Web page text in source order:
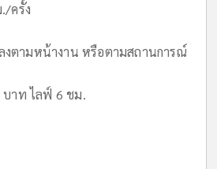
ครั้ง
ตามหน้างาน หรือตามสถานการณ์
บาท ไลฟ์ 6 ชม.